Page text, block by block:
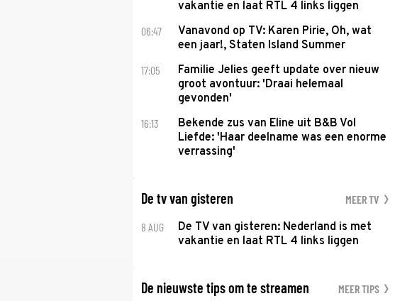
vakantie en laat RTL 4 links liggen
06:47
Vanavond op TV: Karen Pirie, Oh, wat
een jaar!, Staten Island Summer
17:05
Familie Jelies geeft update over nieuw
groot avontuur: 'Draai helemaal
gevonden'
16:13
Bekende zus van Eline uit B&B Vol
Liefde: 'Haar deelname was een enorme
verrassing'
De tv van gisteren MEER TV
8 AUG
De TV van gisteren: Nederland is met
vakantie en laat RTL 4 links liggen
De nieuwste tips om te streamen MEER TIPS